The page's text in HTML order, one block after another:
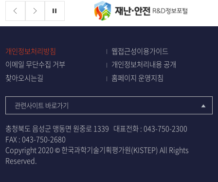
배너존
개인정보처리방침
웹접근성이용가이드
이메일 무단수집 거부
개인정보처리내용 공개
찾아오시는길
홈페이지 운영지침
관련사이트 바로가기
충청북도 음성군 맹동면 원중로 1339 대표전화 :043-750-2300
FAX : 043-750-2680
Copyright 2020 © 한국과학기술기획평가원(KISTEP) All Rights
Reserved.